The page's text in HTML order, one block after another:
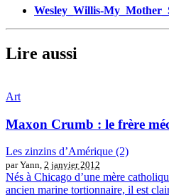
Wesley_Willis-
Lire aussi
Art
Maxon Crumb : le frère
Les zinzins d’Amérique (2)
par Yann, 2 janvier 2012
Nés à Chicago d’une mère
ancien marine tortionnaire, il est